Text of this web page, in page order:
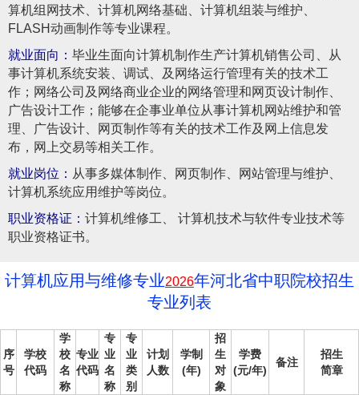
算机组网技术、计算机网络基础、计算机组装与维护、
FLASH动画制作等专业课程。
就业面向： 毕业生面向计算机制作生产计算机销售公司、从
事计算机系统安装、调试、及网络运行管理有关的技术工
作；网络公司及网络商业企业的网络管理和网页设计制作、
广告设计工作；能够在企事业单位从事计算机网站维护和管
理、广告设计、网页制作等有关的技术工作及网上信息发
布，网上交易等相关工作。
就业岗位： 从事多媒体制作、网页制作、网站管理与维护、
计算机系统应用维护等岗位。
职业资格证： 计算机维修工、 计算机技术与软件专业技术等
职业资格证书。
计算机应用与维修专业2026年河北省中职院校招生
专业列表
序
号
学校
代码
学
校
名
称
专业
代码
专
业
名
称
专
业
类
别
计划
人数
学制
(年)
招
生
对
象
学费
(元/年)
备注
招生
简章